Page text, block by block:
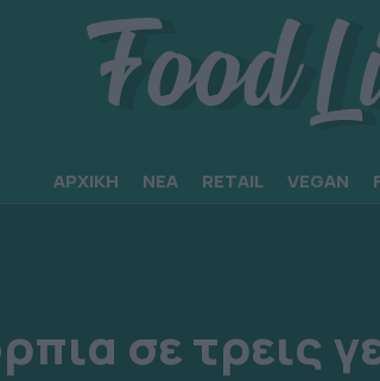
ΑΡΧΙΚΗ ΝΕΑ RETAIL VEGAN
σε τρεις